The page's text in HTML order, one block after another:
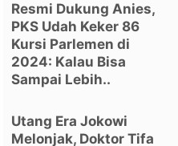
Resmi Dukung Anies,
PKS Udah Keker 86
Kursi Parlemen di
2024: Kalau Bisa
Sampai Lebih..
Utang Era Jokowi
Melonjak, Doktor Tifa